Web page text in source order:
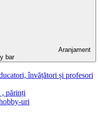
Aranjament
bar
învățători și profesori
, părinți
uri